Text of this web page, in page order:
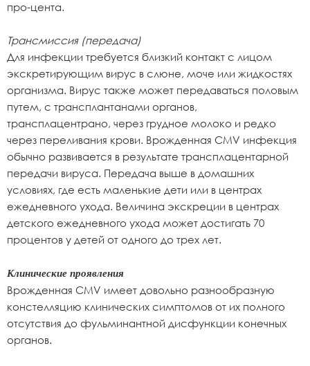
про-цента.
Трансмиссия (передача)
Для инфекции требуется близкий контакт с лицом
экскретирующим вирус в слюне, моче или жидкостях
организма. Вирус также может передаваться половым
путем, с трансплантанами органов,
трансплацентрано, через грудное молоко и редко
через переливания крови. Врожденная CMV инфекция
обычно развивается в результате трансплацентарной
передачи вируса. Передача выше в домашних
условиях, где есть маленькие дети или в центрах
ежедневного ухода. Величина экскреции в центрах
детского ежедневного ухода может достигать 70
процентов у детей от одного до трех лет.
Клинические проявления
Врожденная CMV имеет довольно разнообразную
констелляцию клинических симптомов от их полного
отсутствия до фульминантной дисфункции конечных
органов.